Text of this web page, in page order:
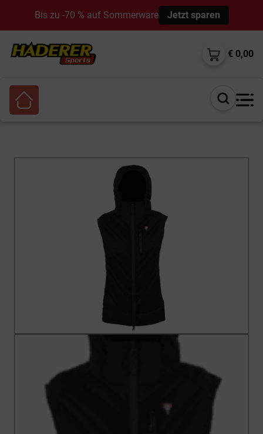
Bis zu -70 % auf Sommerware Jetzt sparen
€ 0,00
Suche